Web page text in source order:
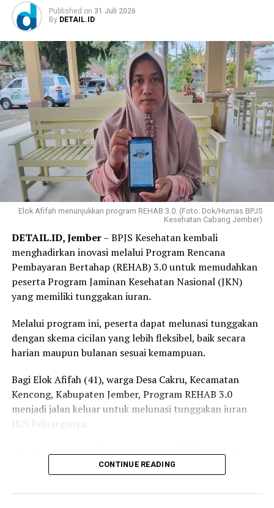
Published on 31 Juli 2026
By DETAIL.ID
Elok Afifah menunjukkan program REHAB 3.0. (Foto: Dok/Humas BPJS
Kesehatan Cabang Jember)
DETAIL.ID, Jember– BPJS Kesehatan kembali
menghadirkan inovasi melalui Program Rencana
Pembayaran Bertahap (REHAB) 3.0 untuk memudahkan
peserta Program Jaminan Kesehatan Nasional (JKN)
yang memiliki tunggakan iuran.
Melalui program ini, peserta dapat melunasi tunggakan
dengan skema cicilan yang lebih fleksibel, baik secara
harian maupun bulanan sesuai kemampuan.
Bagi Elok Afifah (41), warga Desa Cakru, Kecamatan
Kencong, Kabupaten Jember, Program REHAB 3.0
menjadi jalan keluar untuk melunasi tunggakan iuran
JKN keluarganya.
Bukan Penerima Upah) dan BP (Bukan Pekerja)
mengetahui adanya program tersebut.
CONTINUE READING